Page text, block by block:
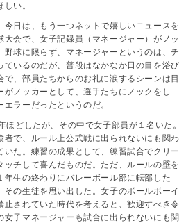
い。
日は、もう一つネットで嬉しいニュースを
会で、女子記録員（マネージャー）がノッ
野球に限らず、マネージャーというのは、チ
ているのだが、普段はなかなか日の目を浴び
で、部員たちからのお礼に涙するシーンは目
がノッカーとして、選手たちにノックをし
ラーだったというのだ。
どしたが、その中で女子部員が１名いた。
者で、ルール上公式戦に出られないにも関わ
いた。練習の成果として、練習試合でクリー
ッチして喜んだものだ。ただ、ルールの壁を
年生の終わりにバレーボール部に転部した
の生徒を思い出した。女子のボールボーイ
止されていた時代を考えると、歓迎すべき令
女子マネージャーも試合に出られないにも関